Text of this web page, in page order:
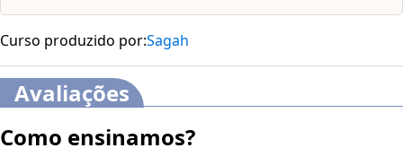
Curso produzido por:Sagah
Avaliações
Como ensinamos?